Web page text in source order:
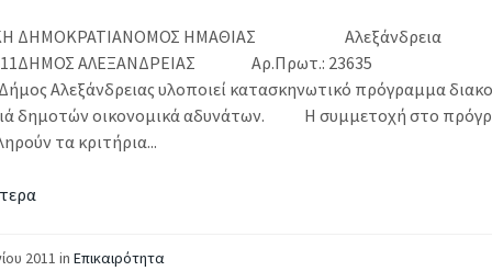
ΔΗΜΟΚΡΑΤΙΑΝΟΜΟΣ ΗΜΑΘΙΑΣ Αλεξάνδρεια
ΑΛΕΞΑΝΔΡΕΙΑΣ Αρ.Πρωτ.:
Αλεξάνδρειας υλοποιεί κατασκηνωτικό πρόγραμμα
δημοτών οικονομικά αδυνάτων. Η συμμετοχή στο
τα κριτήρια...
2011inΕπικαιρότητα